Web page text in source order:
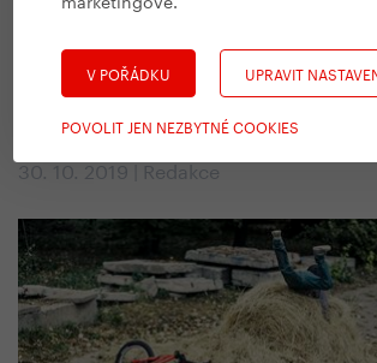
V POŘÁDKU UPRAVIT
POVOLIT JEN NEZBYTNÉ COOKIES
Rady a návody,Děti
Jak vybrat odrážedlo
30. 10. 2019 | Redakce